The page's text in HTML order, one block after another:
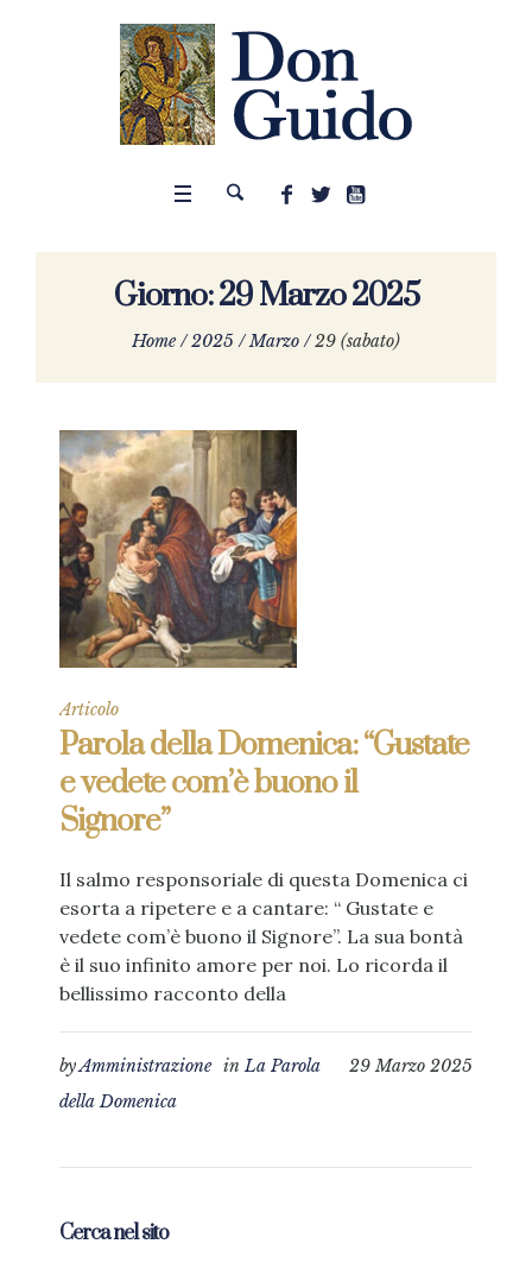
Giorno:29 Marzo 2025
Home /2025 /Marzo /29 (sabato)
Articolo
Parola della Domenica: “Gustate
e vedete com’è buono il
Signore”
Il salmo responsoriale di questa Domenica ci
esorta a ripetere e a cantare: “ Gustate e
vedete com’è buono il Signore”. La sua bontà
è il suo infinito amore per noi. Lo ricorda il
bellissimo racconto della
29 Marzo 2025
byAmministrazione inLa Parola
della Domenica
Cerca nel sito